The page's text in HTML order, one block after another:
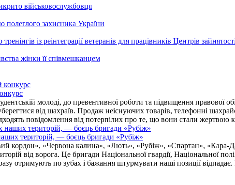
військовослужбовця
полеглого захисника України
із реінтеграції ветеранів для працівників Центрів зайнятості
жінки її співмешканцем
молоді, до превентивної роботи та підвищення правової
від шахраїв. Продаж неіснуючих товарів, телефонні
повідомлення від потерпілих про те, що вони стали жертвою
територій, — боєць бригади «Рубіж»
кордон», «Червона калина», «Лють», «Рубіж», «Спартан»,
від ворога. Це бригади Національної гвардії, Національної
отримують по зубах і бажання штурмувати наші позиції